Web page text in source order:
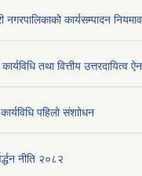
नगरपालिकाको कार्यसम्पादन
तथा वित्तीय उत्तरदायित्व
पहिलो संशाोधन
नीति २०८२